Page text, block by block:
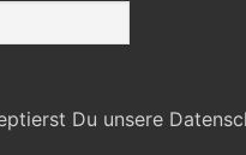
Du unsere